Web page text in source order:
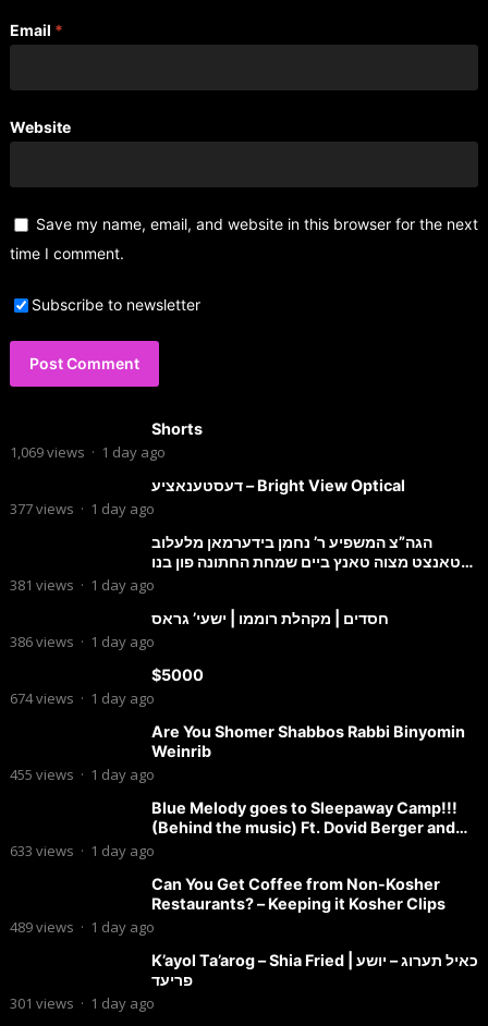
Email *
Website
Save my name, email, and website in this browser for the next
time I comment.
Subscribe to newsletter
Shorts
1,069views · 1 day ago
דעסטענאציע – Bright View Optical
377views · 1 day ago
הגה”צ המשפיע ר’ נחמן בידערמאן מלעלוב
טאנצט מצוה טאנץ ביים שמחת החתונה פון בנו
החתן
381 views · 1 day ago
חסדים | מקהלת רוממו | ישעי’ גראס
386views · 1 day ago
$5000
674views · 1 day ago
Are You Shomer Shabbos Rabbi Binyomin
Weinrib
455 views · 1 day ago
Blue Melody goes to Sleepaway Camp!!!
(Behind the music) Ft. Dovid Berger and
Chaim Brown
633 views · 1 day ago
Can You Get Coffee from Non-Kosher
Restaurants? – Keeping it Kosher Clips
489views · 1 day ago
K’ayol Ta’arog – Shia Fried | כאיל תערוג – יושע
פריעד
301 views · 1 day ago